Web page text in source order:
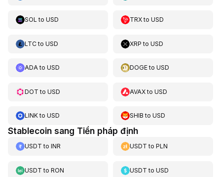
SOL to USD TRXtoUSD
LTCto USD XRP toUSD
ADAto USD DOGEtoUSD
DOT to USD AVAXtoUSD
LINKto USD SHIB toUSD
Stablecoin sang Tiền pháp định
USDT to INR USDT toPLN
USDT to RON USDT toUSD